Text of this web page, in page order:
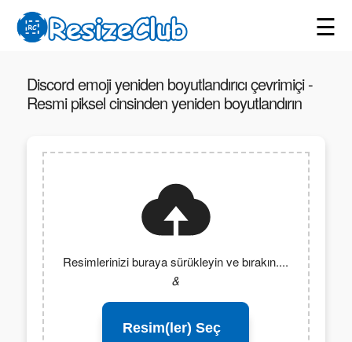
☰
Discord emoji yeniden boyutlandırıcı çevrimiçi -
Resmi piksel cinsinden yeniden boyutlandırın
Resimlerinizi buraya sürükleyin ve bırakın....
&
Resim(ler) Seç